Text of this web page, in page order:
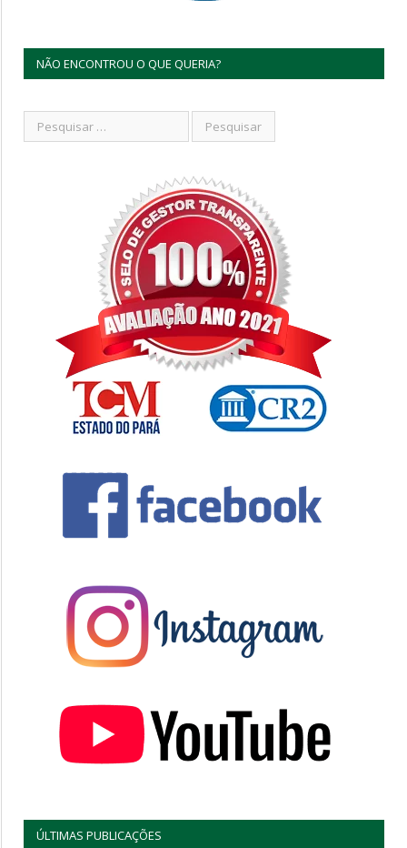
NÃO ENCONTROU O QUE QUERIA?
ÚLTIMAS PUBLICAÇÕES